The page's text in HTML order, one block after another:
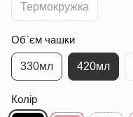
Термокружка
Об`єм чашки
330мл 420мл
Колір